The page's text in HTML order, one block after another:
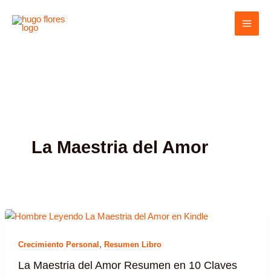
contenido
La Maestria del Amor
Crecimiento Personal , Resumen Libro
La Maestria del Amor Resumen en 10 Claves